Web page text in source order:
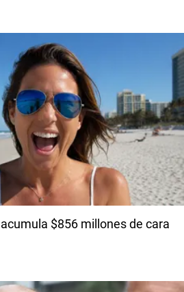
$856 millones de cara